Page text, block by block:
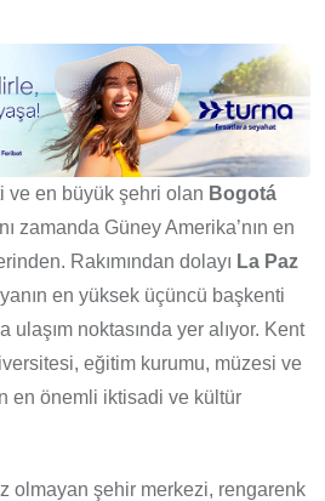
ve en büyük şehri olan Bogotá
zamanda Güney Amerika’nın en
Rakımından dolayı La Paz
en yüksek üçüncü başkenti
noktasında yer alıyor. Kent
eğitim kurumu, müzesi ve
en önemli iktisadi ve kültür
olmayan şehir merkezi, rengarenk